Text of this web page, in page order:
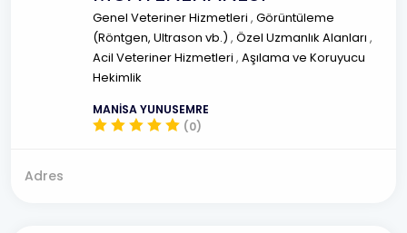
Genel Veteriner Hizmetleri , Görüntüleme
(Röntgen, Ultrason vb.) , Özel Uzmanlık Alanları ,
Acil Veteriner Hizmetleri , Aşılama ve Koruyucu
Hekimlik
MANİSA YUNUSEMRE
(0)
Adres